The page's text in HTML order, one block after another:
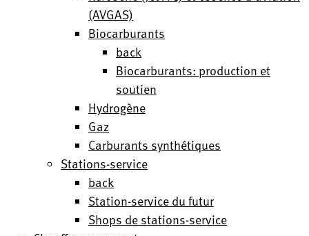
(AVGAS)
Biocarburants
back
Biocarburants: production et
soutien
Hydrogène
Gaz
Carburants synthétiques
Stations-service
back
Station-service du futur
Shops de stations-service